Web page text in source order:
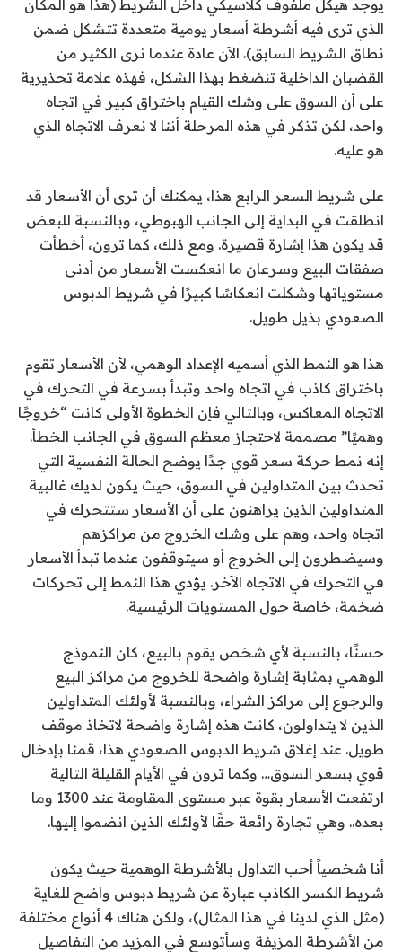
يوجد هيكل ملفوف كلاسيكي داخل الشريط (هذا هو المكان
الذي ترى فيه أشرطة أسعار يومية متعددة تتشكل ضمن
نطاق الشريط السابق). الآن عادة عندما نرى الكثير من
القضبان الداخلية تنضغط بهذا الشكل، فهذه علامة تحذيرية
على أن السوق على وشك القيام باختراق كبير في اتجاه
واحد، لكن تذكر في هذه المرحلة أننا لا نعرف الاتجاه الذي
هو عليه.
على شريط السعر الرابع هذا، يمكنك أن ترى أن الأسعار قد
انطلقت في البداية إلى الجانب الهبوطي، وبالنسبة للبعض
قد يكون هذا إشارة قصيرة. ومع ذلك، كما ترون، أخطأت
صفقات البيع وسرعان ما انعكست الأسعار من أدنى
مستوياتها وشكلت انعكاسًا كبيرًا في شريط الدبوس
الصعودي بذيل طويل.
هذا هو النمط الذي أسميه الإعداد الوهمي، لأن الأسعار تقوم
باختراق كاذب في اتجاه واحد وتبدأ بسرعة في التحرك في
الاتجاه المعاكس، وبالتالي فإن الخطوة الأولى كانت “خروجًا
وهميًا” مصممة لاحتجاز معظم السوق في الجانب الخطأ.
إنه نمط حركة سعر قوي جدًا يوضح الحالة النفسية التي
تحدث بين المتداولين في السوق، حيث يكون لديك غالبية
المتداولين الذين يراهنون على أن الأسعار ستتحرك في
اتجاه واحد، وهم على وشك الخروج من مراكزهم
وسيضطرون إلى الخروج أو سيتوقفون عندما تبدأ الأسعار
في التحرك في الاتجاه الآخر. يؤدي هذا النمط إلى تحركات
ضخمة، خاصة حول المستويات الرئيسية.
حسنًا، بالنسبة لأي شخص يقوم بالبيع، كان النموذج
الوهمي بمثابة إشارة واضحة للخروج من مراكز البيع
والرجوع إلى مراكز الشراء، وبالنسبة لأولئك المتداولين
الذين لا يتداولون، كانت هذه إشارة واضحة لاتخاذ موقف
طويل. عند إغلاق شريط الدبوس الصعودي هذا، قمنا بإدخال
قوي بسعر السوق… وكما ترون في الأيام القليلة التالية
ارتفعت الأسعار بقوة عبر مستوى المقاومة عند 1300 وما
بعده.. وهي تجارة رائعة حقًا لأولئك الذين انضموا إليها.
أنا شخصياً أحب التداول بالأشرطة الوهمية حيث يكون
شريط الكسر الكاذب عبارة عن شريط دبوس واضح للغاية
(مثل الذي لدينا في هذا المثال)، ولكن هناك 4 أنواع مختلفة
من الأشرطة المزيفة وسأتوسع في المزيد من التفاصيل